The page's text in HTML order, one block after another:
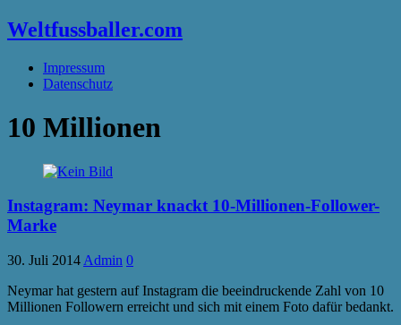
Weltfussballer.com
Impressum
Datenschutz
10 Millionen
Instagram: Neymar knackt 10-Millionen-Follower-
Marke
30. Juli 2014 Admin 0
Neymar hat gestern auf Instagram die beeindruckende Zahl von 10
Millionen Followern erreicht und sich mit einem Foto dafür bedankt.